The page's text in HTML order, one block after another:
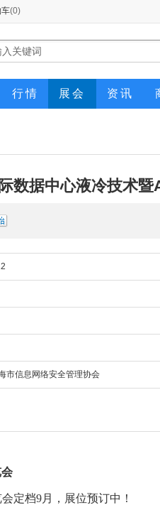
车(0)
行情 展会 资讯
数据中心液冷技术
市信息网络安全管理协会
定档9月，展位预订中！